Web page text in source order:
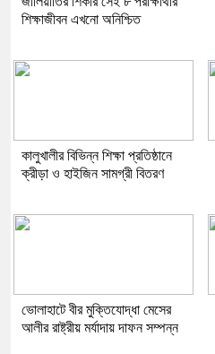
শিক্ষাজীবন এখনো অনিশ্চিত
কালুখালীর বিভিন্ন শিক্ষা প্রতিষ্ঠানে
ক্রীড়া ও হাইজিন সামগ্রী বিতরণ
ভোলাহাটে বীর মুক্তিযোদ্ধা মেসের
আলীর রাষ্ট্রীয় মর্যাদায় দাফন সম্পন্ন